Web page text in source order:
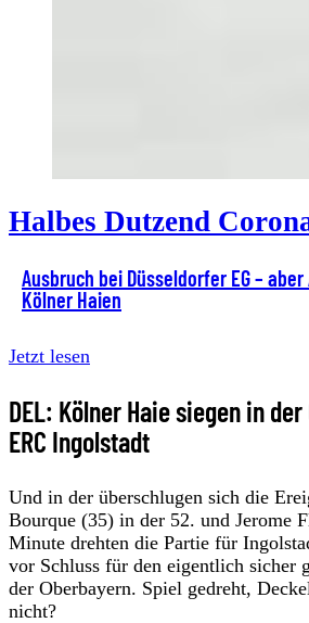
Halbes Dutzend
Ausbruch bei Düsseldorfer EG –
Kölner Haien
Jetzt lesen
DEL: Kölner Haie siegen in
ERC Ingolstadt
Und in der überschlugen sich die
Bourque (35) in der 52. und Jerome
Minute drehten die Partie für
vor Schluss für den eigentlich sicher
der Oberbayern. Spiel gedreht,
nicht?